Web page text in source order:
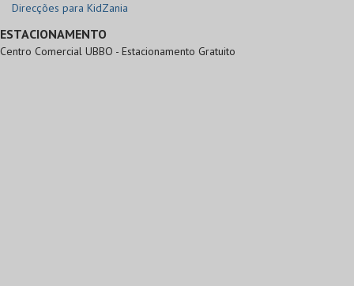
Direcções para KidZania
ESTACIONAMENTO
Centro Comercial UBBO - Estacionamento Gratuito